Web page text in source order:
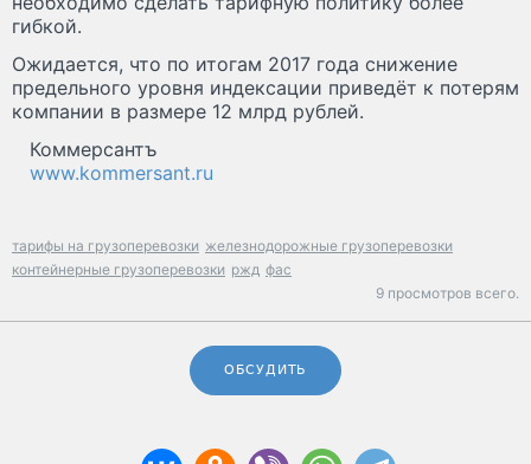
гибкой.
Ожидается, что по итогам 2017 года снижение
предельного уровня индексации приведёт к потерям
компании в размере 12 млрд рублей.
Коммерсантъ
www.kommersant.ru
тарифы на грузоперевозки железнодорожные грузоперевозки
контейнерные грузоперевозки ржд фас
9 просмотров всего.
ОБСУДИТЬ